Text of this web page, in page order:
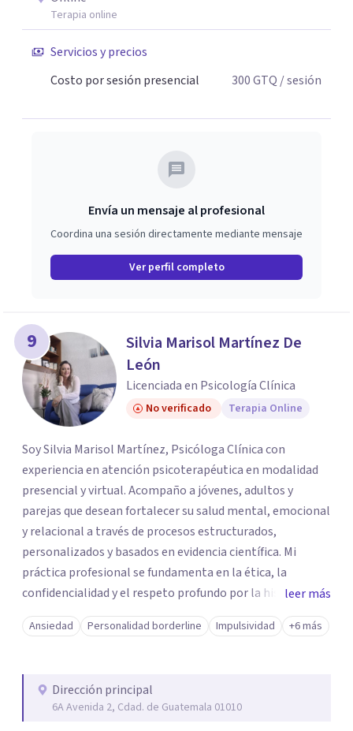
Terapia online
Servicios y precios
Costo por sesión presencial
300GTQ / sesión
Envía un mensaje al profesional
Coordina una sesión directamente mediante mensaje
Ver perfil completo
9
Silvia Marisol Martínez De
León
Licenciada en Psicología Clínica
No verificado Terapia Online
Soy Silvia Marisol Martínez, Psicóloga Clínica con
experiencia en atención psicoterapéutica en modalidad
presencial y virtual. Acompaño a jóvenes, adultos y
parejas que desean fortalecer su salud mental, emocional
y relacional a través de procesos estructurados,
personalizados y basados en evidencia científica. Mi
práctica profesional se fundamenta en la ética, la
confidencialidad y el respeto profundo por la historia
individual de cada paciente. Concibo la terapia como un
espacio seguro de reflexión, autoconocimiento y
internos para afrontar los desafíos con mayor claridad,
equilibrio y bienestar.
leer más
Ansiedad Personalidad borderline Impulsividad +6 más
Dirección principal
6A Avenida 2, Cdad. de Guatemala 01010